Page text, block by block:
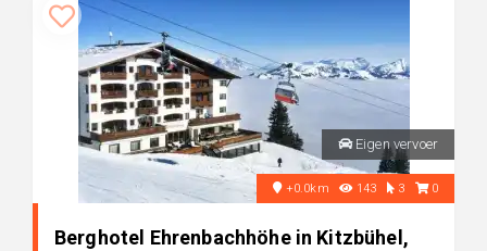
Eigen vervoer
+0.0km 143 3 0
Berghotel Ehrenbachhöhe in Kitzbühel,